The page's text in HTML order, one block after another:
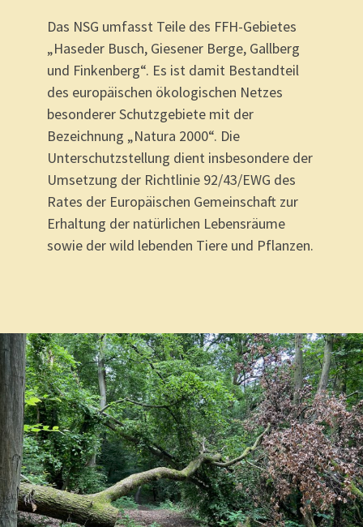
Das NSG umfasst Teile des FFH-Gebietes
„Haseder Busch, Giesener Berge, Gallberg
und Finkenberg“. Es ist damit Bestandteil
des europäischen ökologischen Netzes
besonderer Schutzgebiete mit der
Bezeichnung „Natura 2000“. Die
Unterschutzstellung dient insbesondere der
Umsetzung der Richtlinie 92/43/EWG des
Rates der Europäischen Gemeinschaft zur
Erhaltung der natürlichen Lebensräume
sowie der wild lebenden Tiere und Pflanzen.